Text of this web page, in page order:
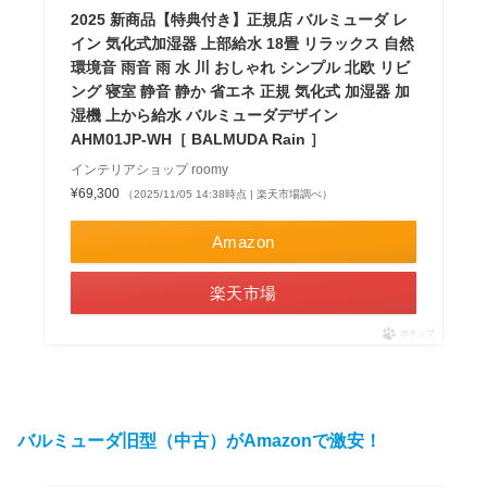
2025 新商品【特典付き】正規店 バルミューダ レ
イン 気化式加湿器 上部給水 18畳 リラックス 自然
環境音 雨音 雨 水 川 おしゃれ シンプル 北欧 リビ
ング 寝室 静音 静か 省エネ 正規 気化式 加湿器 加
湿機 上から給水 バルミューダデザイン
AHM01JP-WH［ BALMUDA Rain ］
インテリアショップ roomy
¥69,300
（2025/11/05 14:38時点 | 楽天市場調べ）
Amazon
楽天市場
ポチップ
バルミューダ旧型（中古）がAmazonで激安！